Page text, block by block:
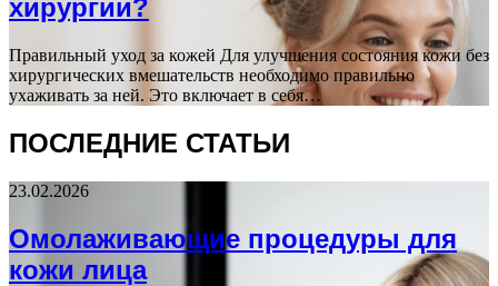
хирургии?
Правильный уход за кожей Для улучшения состояния кожи без
хирургических вмешательств необходимо правильно
ухаживать за ней. Это включает в себя…
ПОСЛЕДНИЕ СТАТЬИ
23.02.2026
Омолаживающие процедуры для
кожи лица